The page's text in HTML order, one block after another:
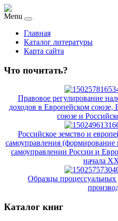
Menu
Главная
Каталог литературы
Карта сайта
Что почитать?
Правовое регулирование
доходов в Европейском союзе,
союзе и
Российское земство и
самоуправления (формирование
самоуправлении России и
начала
Образцы
Каталог книг